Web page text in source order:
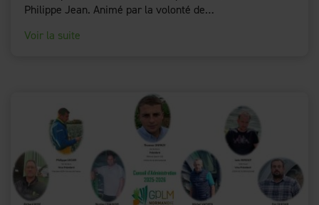
Philippe Jean. Animé par la volonté de…
Voir la suite